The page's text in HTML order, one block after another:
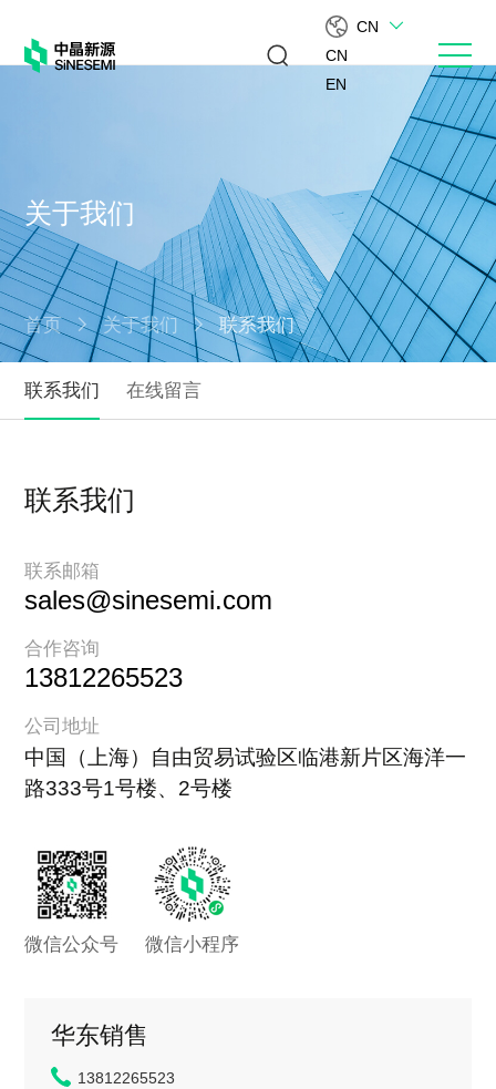
CN
CN
EN
关于我们
首页 关于我们 联系我们
联系我们 在线留言
联系我们
联系邮箱
sales@sinesemi.com
合作咨询
13812265523
公司地址
中国（上海）自由贸易试验区临港新片区海洋一
路333号1号楼、2号楼
微信公众号 微信小程序
华东销售
13812265523